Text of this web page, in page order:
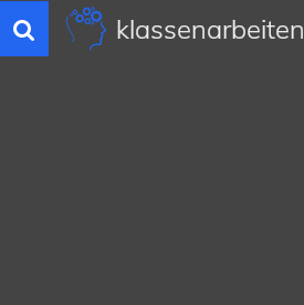
Toggle
navigation
klassenarbeiten